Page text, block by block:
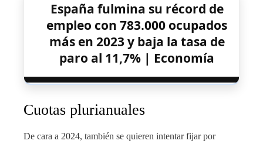
España fulmina su récord de
empleo con 783.000 ocupados
más en 2023 y baja la tasa de
paro al 11,7% | Economía
Cuotas plurianuales
De cara a 2024, también se quieren intentar fijar por